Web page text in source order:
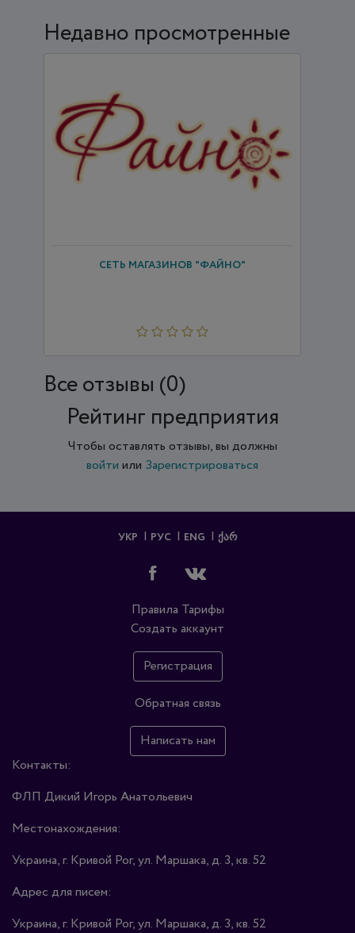
Недавно просмотренные
СЕТЬ МАГАЗИНОВ "ФАЙНО"
Все отзывы (0)
Рейтинг предприятия
Чтобы оставлять отзывы, вы должны
войти или Зарегистрироваться
УКР РУС ENG ᲥᲐᲠ
Правила Тарифы
Создать аккаунт
Регистрация
Обратная связь
Написать нам
Контакты:
ФЛП Дикий Игорь Анатольевич
Местонахождения:
Украина, г. Кривой Рог, ул. Маршака, д. 3, кв. 52
Адрес для писем:
Украина, г. Кривой Рог, ул. Маршака, д. 3, кв. 52